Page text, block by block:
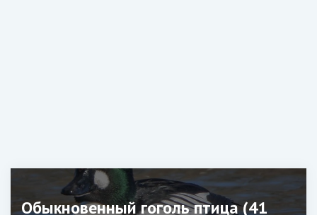
Обыкновенный гоголь птица (41